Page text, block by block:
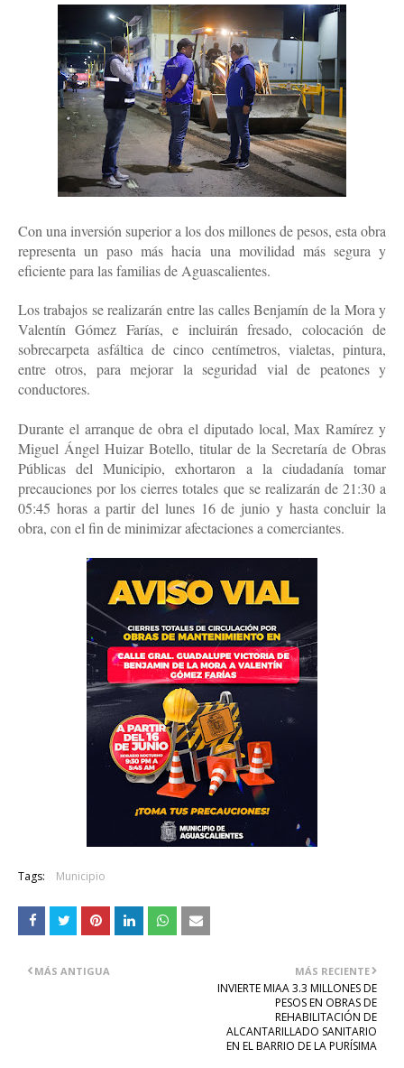
Con una inversión superior a los dos millones de pesos, esta obra
representa un paso más hacia una movilidad más segura y
eficiente para las familias de Aguascalientes.
Los trabajos se realizarán entre las calles Benjamín de la Mora y
Valentín Gómez Farías, e incluirán fresado, colocación de
sobrecarpeta asfáltica de cinco centímetros, vialetas, pintura,
entre otros, para mejorar la seguridad vial de peatones y
conductores.
Durante el arranque de obra el diputado local, Max Ramírez y
Miguel Ángel Huizar Botello, titular de la Secretaría de Obras
Públicas del Municipio, exhortaron a la ciudadanía tomar
precauciones por los cierres totales que se realizarán de 21:30 a
05:45 horas a partir del lunes 16 de junio y hasta concluir la
obra, con el fin de minimizar afectaciones a comerciantes.
Tags: Municipio
MÁS RECIENTE
INVIERTE MIAA 3.3 MILLONES DE
PESOS EN OBRAS DE
REHABILITACIÓN DE
ALCANTARILLADO SANITARIO
EN EL BARRIO DE LA PURÍSIMA
MÁS ANTIGUA